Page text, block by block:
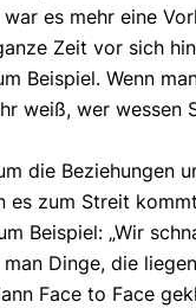
es mehr eine
Zeit vor sich
Beispiel. Wenn
weiß, wer wessen
die Beziehungen
es zum Streit
Beispiel: „Wir
Dinge, die
Face to Face